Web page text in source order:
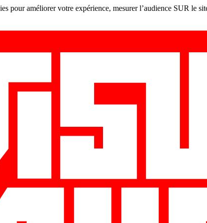
pour améliorer votre expérience, mesurer l’audience SUR le